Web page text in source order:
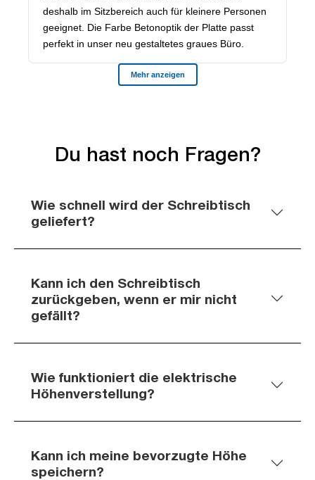
Du hast noch Fragen?
Wie schnell wird der Schreibtisch
geliefert?
Kann ich den Schreibtisch
zurückgeben, wenn er mir nicht
gefällt?
Wie funktioniert die elektrische
Höhenverstellung?
Kann ich meine bevorzugte Höhe
speichern?